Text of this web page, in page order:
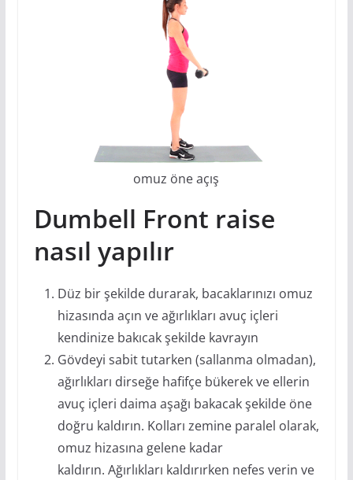
omuz öne açış
Dumbell Front raise
nasıl yapılır
Düz bir şekilde durarak, bacaklarınızı omuz
hizasında açın ve ağırlıkları avuç içleri
kendinize bakıcak şekilde kavrayın
Gövdeyi sabit tutarken (sallanma olmadan),
ağırlıkları dirseğe hafifçe bükerek ve ellerin
avuç içleri daima aşağı bakacak şekilde öne
doğru kaldırın. Kolları zemine paralel olarak,
omuz hizasına gelene kadar
kaldırın. Ağırlıkları kaldırırken nefes verin ve